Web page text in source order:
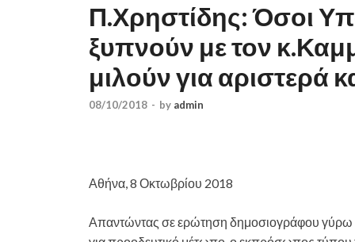
Π.Χρηστίδης: Όσοι
ξυπνούν με τον
μιλούν για αριστερά
08/10/2018 - by admin
Αθήνα, 8 Οκτωβρίου 2018
Απαντώντας σε ερώτηση δημοσιογράφου